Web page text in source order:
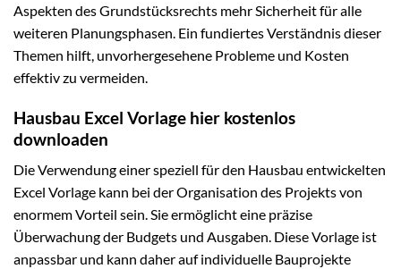
Aspekten des Grundstücksrechts mehr Sicherheit für alle
weiteren Planungsphasen. Ein fundiertes Verständnis dieser
Themen hilft, unvorhergesehene Probleme und Kosten
effektiv zu vermeiden.
Hausbau Excel Vorlage hier kostenlos
downloaden
Die Verwendung einer speziell für den Hausbau entwickelten
Excel Vorlage kann bei der Organisation des Projekts von
enormem Vorteil sein. Sie ermöglicht eine präzise
Überwachung der Budgets und Ausgaben. Diese Vorlage ist
anpassbar und kann daher auf individuelle Bauprojekte